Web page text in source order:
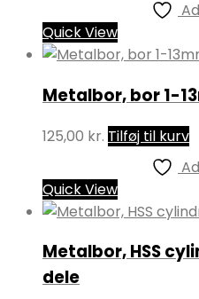
Quick View
Metalbor, bor 1-
125,00 kr. Tilføj til kurv
Quick View
Metalbor, HSS
dele